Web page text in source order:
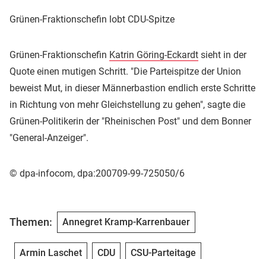
Grünen-Fraktionschefin lobt CDU-Spitze
Grünen-Fraktionschefin Katrin Göring-Eckardt sieht in der
Quote einen mutigen Schritt. "Die Parteispitze der Union
beweist Mut, in dieser Männerbastion endlich erste Schritte
in Richtung von mehr Gleichstellung zu gehen", sagte die
Grünen-Politikerin der "Rheinischen Post" und dem Bonner
"General-Anzeiger".
© dpa-infocom, dpa:200709-99-725050/6
Themen: Annegret Kramp-Karrenbauer
Armin Laschet CDU CSU-Parteitage